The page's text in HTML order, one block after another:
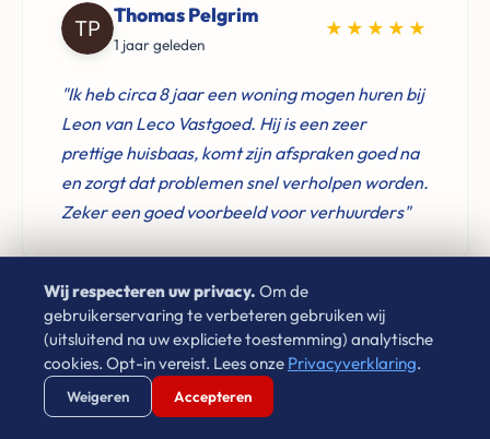
Thomas Pelgrim
1 jaar geleden
★★★★★
"Ik heb circa 8 jaar een woning mogen huren bij
Leon van Leco Vastgoed. Hij is een zeer
prettige huisbaas, komt zijn afspraken goed na
en zorgt dat problemen snel verholpen worden.
Zeker een goed voorbeeld voor verhuurders"
Don Verwijst
2 jaar geleden
★★★★★
Wij respecteren uw privacy. Om de
gebruikerservaring te verbeteren gebruiken wij
(uitsluitend na uw expliciete toestemming) analytische
cookies. Opt-in vereist. Lees onze Privacyverklaring.
Weigeren Accepteren
Verstuur WhatsApp